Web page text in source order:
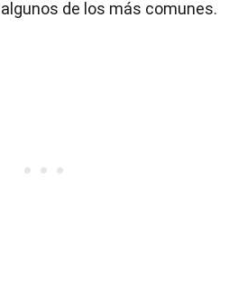
de los más comunes.